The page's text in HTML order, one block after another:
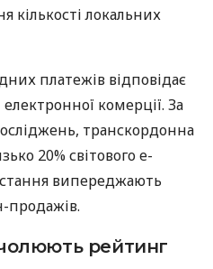
кількості локальних
платежів відповідає
комерції. За
транскордонна
20% світового e-
випереджають
продажів.
рейтинг